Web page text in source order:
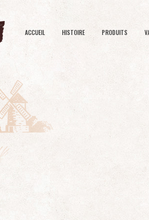
ACCUEIL HISTOIRE PRODUITS